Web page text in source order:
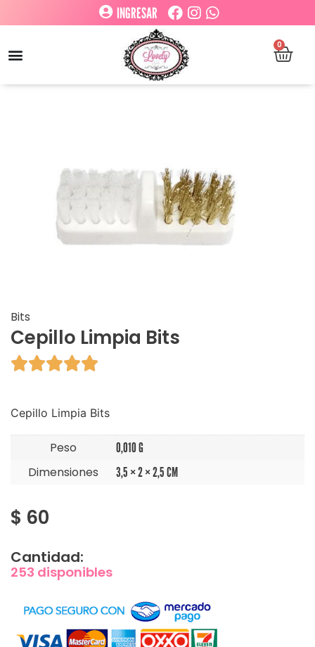
INGRESAR
0
Bits
Cepillo Limpia Bits

Cepillo Limpia Bits
Peso 0,010 G
Dimensiones 3,5 × 2 × 2,5 CM
$ 60
Cantidad:
253 disponibles